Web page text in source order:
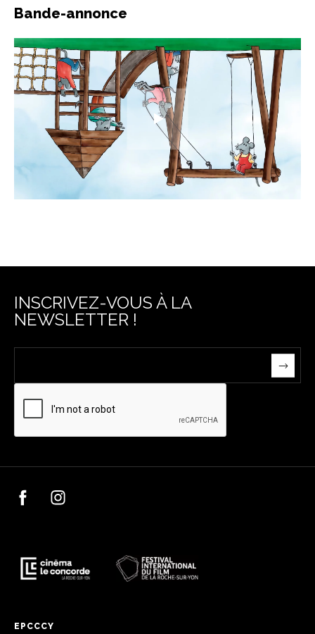
Bande-annonce
INSCRIVEZ-VOUS À LA
NEWSLETTER !
EPCCCY